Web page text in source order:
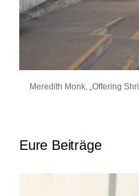
Meredith Monk, „Offering
Eure Beiträge